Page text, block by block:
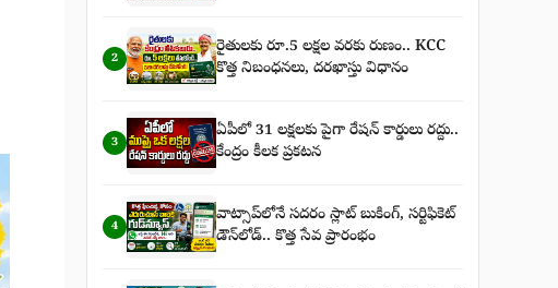
2
రైతులకు రూ.5 లక్షల వరకు రుణం.. KCC
కొత్త నిబంధనలు, దరఖాస్తు విధానం
3
ఏపీలో 31 లక్షలకు పైగా రేషన్ కార్డులు రద్దు..
కేంద్రం కీలక ప్రకటన
4
వాట్సాప్‌లోనే సదరం స్లాట్ బుకింగ్, సర్టిఫికెట్
డౌన్‌లోడ్.. కొత్త సేవ ప్రారంభం